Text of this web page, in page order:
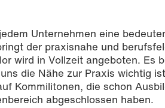
Unternehmen eine
der praxisnahe und
wird in Vollzeit angeboten. Es
die Nähe zur Praxis wichtig
Kommilitonen, die schon
abgeschlossen haben.